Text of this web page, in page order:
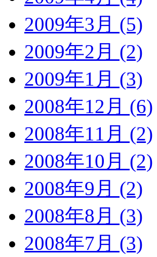
2009年3月 (5)
2009年2月 (2)
2009年1月 (3)
2008年12月 (6)
2008年11月 (2)
2008年10月 (2)
2008年9月 (2)
2008年8月 (3)
2008年7月 (3)